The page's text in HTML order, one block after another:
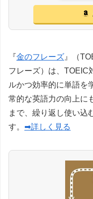
『金のフレーズ 』（
フレーズ）は、TOEIC
ルかつ効率的に単語を
常的な英語力の向上に
まで、繰り返し使い込
す。 ➡詳しく見る